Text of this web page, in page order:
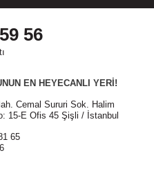
56
EN HEYECANLI YERİ!
Cemal Sururi Sok. Halim
15-E Ofis 45 Şişli / İstanbul
65